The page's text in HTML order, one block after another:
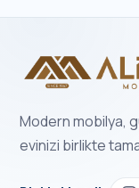
Modern mobilya,
evinizi birlikte